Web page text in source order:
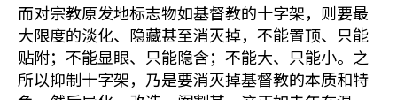
而对宗教原发地标志物如基督教的十字架，则要最
大限度的淡化、隐藏甚至消灭掉，不能置顶、只能
贴附；不能显眼、只能隐含；不能大、只能小。之
所以抑制十字架，乃是要消灭掉基督教的本质和特